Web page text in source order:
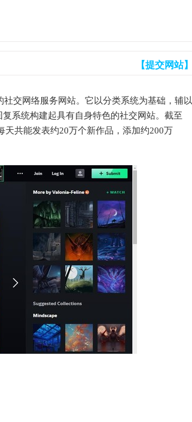
【提交网站】
交网络服务网站。它以分类系统为基础，辅以
系统构建起具有自身特色的社交网站。截至
共能发表约20万个新作品，添加约200万